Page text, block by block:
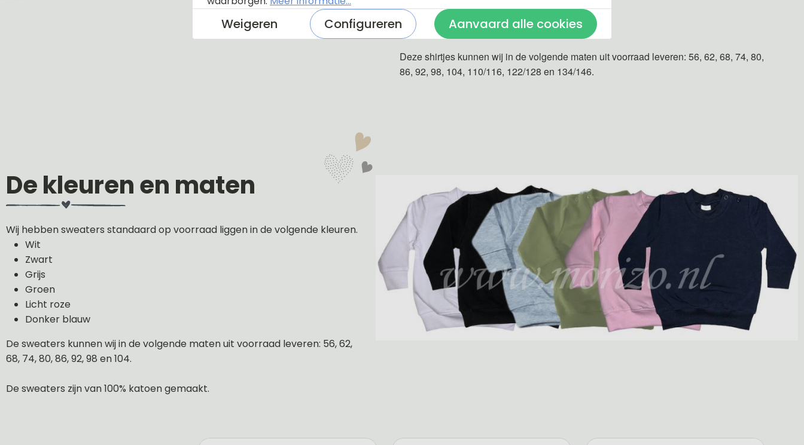
De shirtjes zijn van 100% katoen gemaakt.
Deze shirtjes kunnen wij in de volgende maten uit voorraad leveren: 56, 62, 68, 74, 80,
86, 92, 98, 104, 110/116, 122/128 en 134/146.
De kleuren en maten
Wij hebben sweaters standaard op voorraad liggen in de volgende kleuren.
Wit
Zwart
Grijs
Groen
Licht roze
Donker blauw
De sweaters kunnen wij in de volgende maten uit voorraad leveren: 56, 62,
68, 74, 80, 86, 92, 98 en 104.
De sweaters zijn van 100% katoen gemaakt.
Weigeren Configureren Aanvaard alle cookies